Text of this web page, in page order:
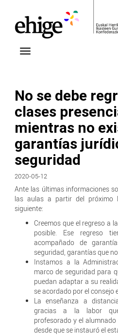
No se debe
clases
mientras no
garantías
seguridad
2020-05-12
Ante las últimas informaciones
las aulas a partir del próximo
siguiente:
Creemos que el regreso a
posible. Ese regreso
acompañado de
seguridad, garantías que
Instamos a la
marco de seguridad para
puedan adaptar a su
se acordado por el consejo
La enseñanza a
gracias a la labor
profesorado y el
desde que se instauró el